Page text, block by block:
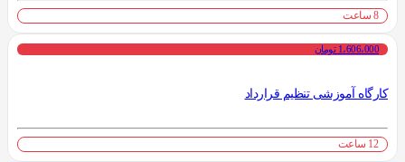
8 ساعت
1،606،000 تومان
کارگاه آموزشی تنظیم قرارداد
12 ساعت